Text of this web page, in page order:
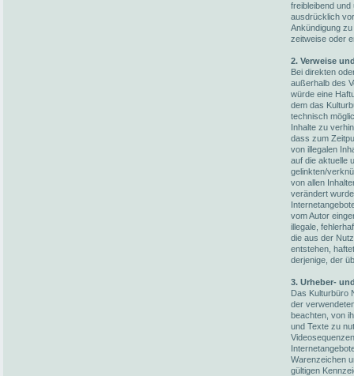
freibleibend
ausdrücklich
Ankündigung
zeitweise oder
2. Verweise
Bei direkten
außerhalb des
würde eine
dem das
technisch
Inhalte zu
dass zum
von illegalen
auf die aktuelle
gelinkten/
von allen
verändert
vom Autor
illegale,
die aus der
entstehen,
derjenige, der
3. Urheber-
Das Kulturbüro
der
beachten, von
und Texte zu
Warenzeichen
gültigen